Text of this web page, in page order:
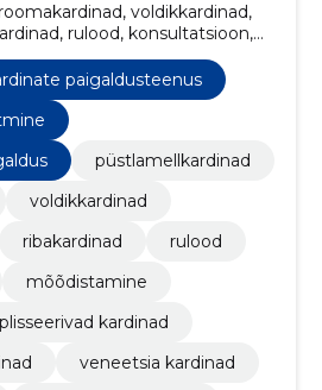
voldikkardinad,
rulood, konsultatsioon,
aknakatted
paigaldusteenus
püstlamellkardinad
voldikkardinad
ribakardinad
rulood
mõõdistamine
plisseerivad kardinad
veneetsia kardinad